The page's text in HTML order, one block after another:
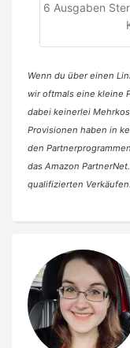
6 Ausgaben
Wenn du über einen
wir oftmals eine kleine
dabei keinerlei
Provisionen haben in
den
das Amazon
qualifizierten Verkäufen.